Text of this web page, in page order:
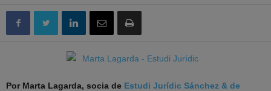
Por Marta Lagarda, socia de Estudi Jurídic Sánchez & de